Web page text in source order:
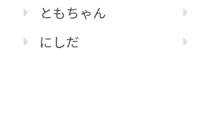
ともちゃん
にしだ